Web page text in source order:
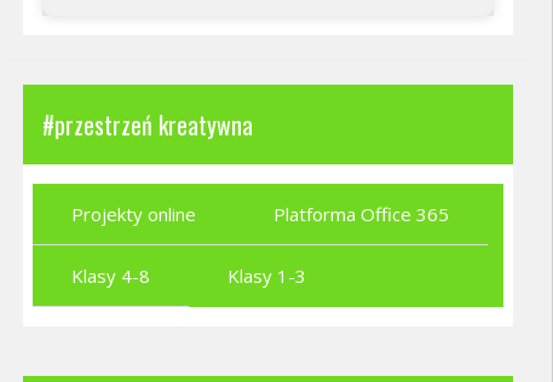
#przestrzeń kreatywna
Projekty online Platforma Office 365
Klasy 4-8 Klasy 1-3